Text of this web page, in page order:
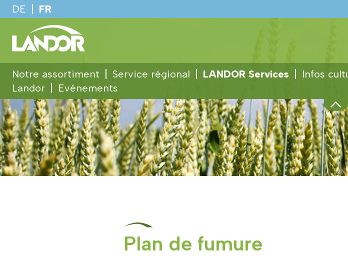
DE FR
Notre assortiment Service régional LANDOR Services Infos
Landor
Evénements
Plan de fumure